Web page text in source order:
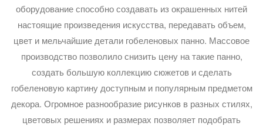
оборудование способно создавать из окрашенных нитей
настоящие произведения искусства, передавать объем,
цвет и мельчайшие детали гобеленовых панно. Массовое
производство позволило снизить цену на такие панно,
создать большую коллекцию сюжетов и сделать
гобеленовую картину доступным и популярным предметом
декора. Огромное разнообразие рисунков в разных стилях,
цветовых решениях и размерах позволяет подобрать